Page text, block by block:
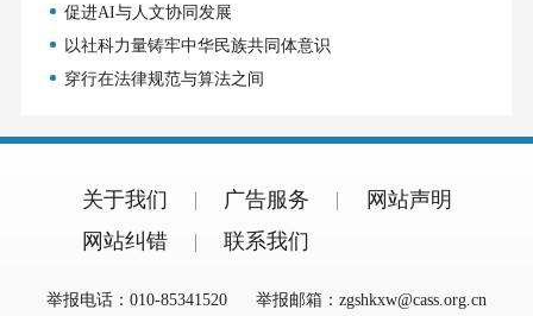
促进AI与人文协同发展
以社科力量铸牢中华民族共同体意识
穿行在法律规范与算法之间
关于我们 广告服务
网站声明
网站纠错
联系我们
举报电话：010-85341520 举报邮箱：zgshkxw@cass.org.cn